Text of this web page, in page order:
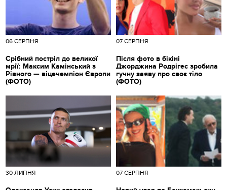
06 СЕРПНЯ
Срібний постріл до великої
мрії: Максим Камінський з
Рівного — віцечемпіон Європи
(ФОТО)
07 СЕРПНЯ
Після фото в бікіні
Джорджина Родрігес зробила
гучну заяву про своє тіло
(ФОТО)
30 ЛИПНЯ 07 СЕРПНЯ